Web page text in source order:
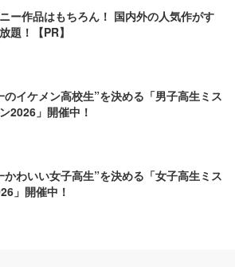
ー作品はもちろん！ 国内外の人気作がす
題！【PR】
のイケメン高校生”を決める「男子高生ミス
2026」開催中！
かわいい女子高生”を決める「女子高生ミス
」開催中！